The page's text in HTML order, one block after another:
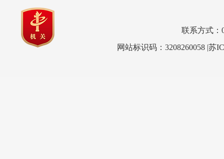
联系方式：
网站标识码：3208260058 |苏